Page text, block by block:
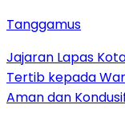
Tanggamus
Jajaran Lapas
Tertib kepada
Aman dan